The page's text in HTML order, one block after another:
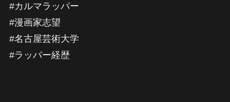
#カルマラッパー
#漫画家志望
#名古屋芸術大学
#ラッパー経歴